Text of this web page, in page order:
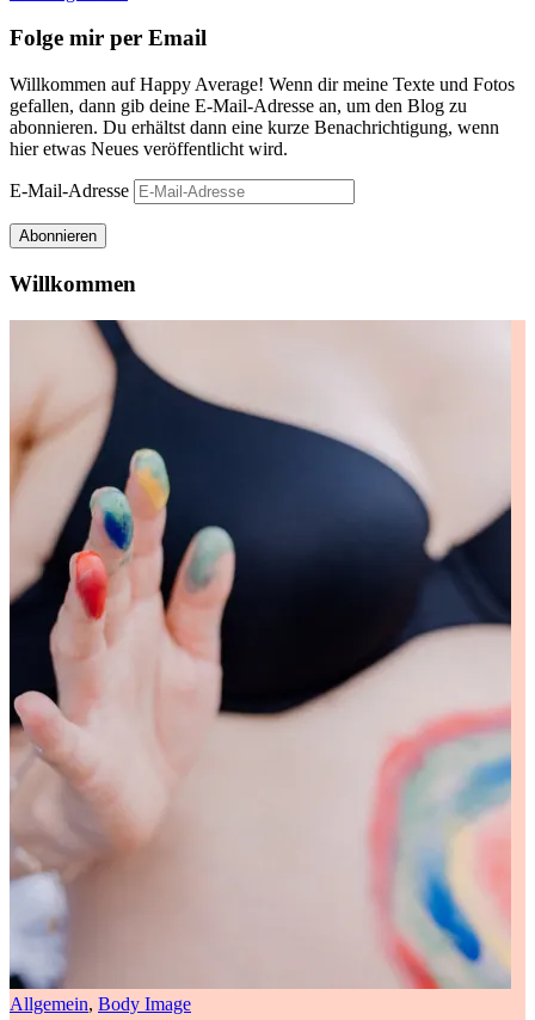
Folge mir per Email
Willkommen auf Happy Average! Wenn dir meine Texte und Fotos
gefallen, dann gib deine E-Mail-Adresse an, um den Blog zu
abonnieren. Du erhältst dann eine kurze Benachrichtigung, wenn
hier etwas Neues veröffentlicht wird.
E-Mail-Adresse
Abonnieren
Willkommen
Allgemein, Body Image